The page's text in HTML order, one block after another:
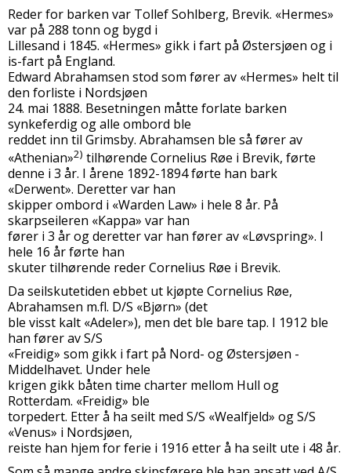
Reder for barken var Tollef Sohlberg, Brevik. «Hermes»
var på 288 tonn og bygd i
Lillesand i 1845. «Hermes» gikk i fart på Østersjøen og i
is-fart på England.
Edward Abrahamsen stod som fører av «Hermes» helt til
den forliste i Nordsjøen
24. mai 1888. Besetningen måtte forlate barken
synkeferdig og alle ombord ble
reddet inn til Grimsby. Abrahamsen ble så fører av
«Athenian»2) tilhørende Cornelius Røe i Brevik, førte
denne i 3 år. I årene 1892-1894 førte han bark
«Derwent». Deretter var han
skipper ombord i «Warden Law» i hele 8 år. På
skarpseileren «Kappa» var han
fører i 3 år og deretter var han fører av «Løvspring». I
hele 16 år førte han
skuter tilhørende reder Cornelius Røe i Brevik.
Da seilskutetiden ebbet ut kjøpte Cornelius Røe,
Abrahamsen m.fl. D/S «Bjørn» (det
ble visst kalt «Adeler»), men det ble bare tap. I 1912 ble
han fører av S/S
«Freidig» som gikk i fart på Nord- og Østersjøen -
Middelhavet. Under hele
krigen gikk båten time charter mellom Hull og
Rotterdam. «Freidig» ble
torpedert. Etter å ha seilt med S/S «Wealfjeld» og S/S
«Venus» i Nordsjøen,
reiste han hjem for ferie i 1916 etter å ha seilt ute i 48 år.